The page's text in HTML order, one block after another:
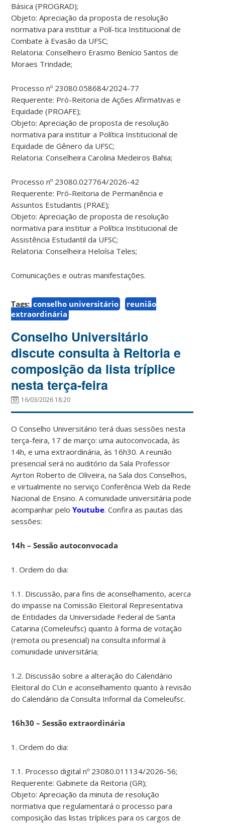
Básica (PROGRAD);
Objeto: Apreciação da proposta de resolução
normativa para instituir a Polí-tica Institucional de
Combate à Evasão da UFSC;
Relatoria: Conselheiro Erasmo Benício Santos de
Moraes Trindade;
Processo nº 23080.058684/2024-77
Requerente: Pró-Reitoria de Ações Afirmativas e
Equidade (PROAFE);
Objeto: Apreciação de proposta de resolução
normativa para instituir a Política Institucional de
Equidade de Gênero da UFSC;
Relatoria: Conselheira Carolina Medeiros Bahia;
Processo nº 23080.027764/2026-42
Requerente: Pró-Reitoria de Permanência e
Assuntos Estudantis (PRAE);
Objeto: Apreciação de proposta de resolução
normativa para instituir a Política Institucional de
Assistência Estudantil da UFSC;
Relatoria: Conselheira Heloísa Teles;
Comunicações e outras manifestações.
Tags: conselho universitário
reunião
extraordinária
Conselho Universitário
discute consulta à Reitoria e
composição da lista tríplice
nesta terça-feira
16/03/2026 18:20
O Conselho Universitário terá duas sessões nesta
terça-feira, 17 de março: uma autoconvocada, às
14h, e uma extraordinária, às 16h30. A reunião
presencial será no auditório da Sala Professor
Ayrton Roberto de Oliveira, na Sala dos Conselhos,
e virtualmente no serviço Conferência Web da Rede
Nacional de Ensino. A comunidade universitária pode
acompanhar pelo Youtube. Confira as pautas das
sessões:
14h – Sessão autoconvocada
1. Ordem do dia:
1.1. Discussão, para fins de aconselhamento, acerca
do impasse na Comissão Eleitoral Representativa
de Entidades da Universidade Federal de Santa
Catarina (Comeleufsc) quanto à forma de votação
(remota ou presencial) na consulta informal à
comunidade universitária;
1.2. Discussão sobre a alteração do Calendário
Eleitoral do CUn e aconselhamento quanto à revisão
do Calendário da Consulta Informal da Comeleufsc.
16h30 – Sessão extraordinária
1. Ordem do dia:
1.1. Processo digital nº 23080.011134/2026-56;
Requerente: Gabinete da Reitoria (GR);
Objeto: Apreciação da minuta de resolução
normativa que regulamentará o processo para
composição das listas tríplices para os cargos de